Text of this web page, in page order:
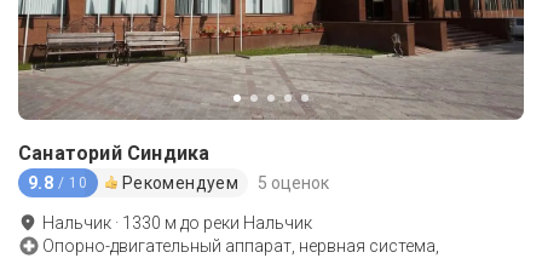
Санаторий Синдика
9.8 / 10 Рекомендуем 5 оценок
Нальчик · 1330 м до реки Нальчик
Опорно-двигательный аппарат, нервная система,